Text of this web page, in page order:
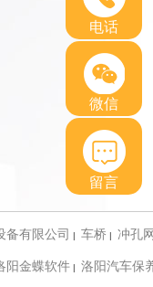
备有限公司 车桥 冲孔
阳金蝶软件 洛阳汽车保
电话
微信
留言